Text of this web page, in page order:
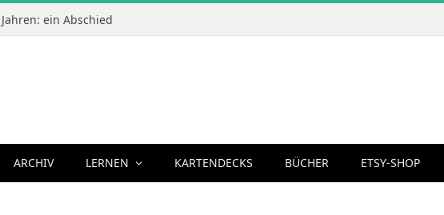
ein Abschied
ARCHIV LERNEN KARTENDECKS BÜCHER ETSY-SHOP